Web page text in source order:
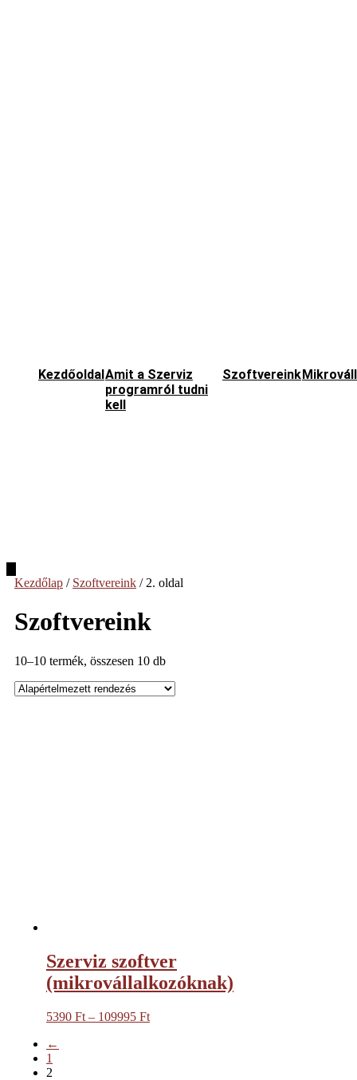
KezdőoldalAmit a Szerviz
programról tudni
kell
Szoftvereink
Toggle
Menu
Kezdőlap / Szoftvereink / 2. oldal
Szoftvereink
10–10 termék, összesen 10 db
Szerviz szoftver
(mikrovállalkozóknak)
5390 Ft – 109995 Ft
←
1
2